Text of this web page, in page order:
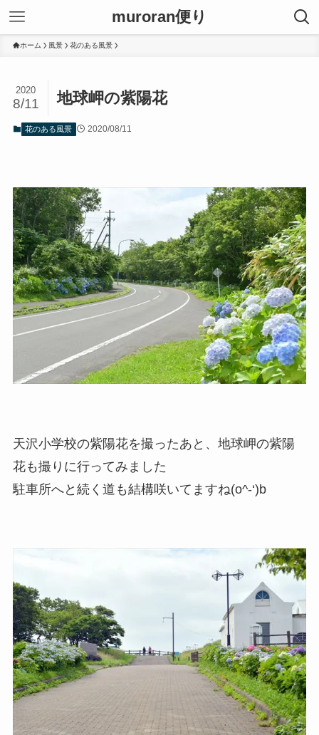
muroran便り
ホーム 風景 花のある風景
地球岬の紫陽花
2020
8/11
花のある風景 2020/08/11
天沢小学校の紫陽花を撮ったあと、地球岬の紫陽
花も撮りに行ってみました
駐車所へと続く道も結構咲いてますね(o^-‘)b